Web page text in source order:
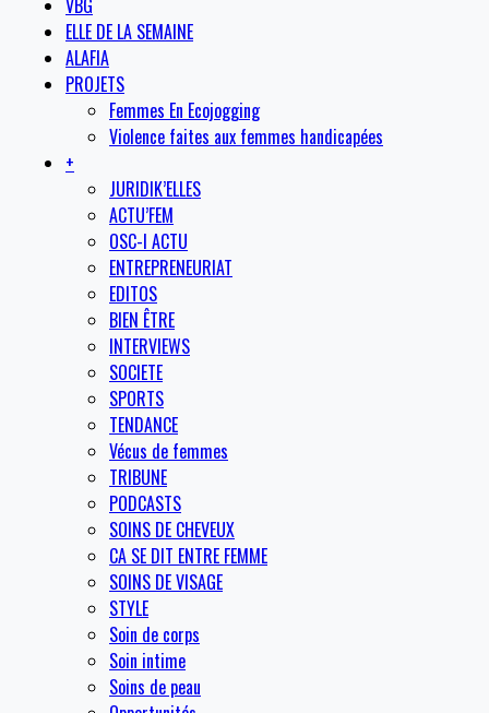
VBG
ELLE DE LA SEMAINE
ALAFIA
PROJETS
Femmes En Ecojogging
Violence faites aux femmes handicapées
+
JURIDIK’ELLES
ACTU’FEM
OSC-I ACTU
ENTREPRENEURIAT
EDITOS
BIEN ÊTRE
INTERVIEWS
SOCIETE
SPORTS
TENDANCE
Vécus de femmes
TRIBUNE
PODCASTS
SOINS DE CHEVEUX
CA SE DIT ENTRE FEMME
SOINS DE VISAGE
STYLE
Soin de corps
Soin intime
Soins de peau